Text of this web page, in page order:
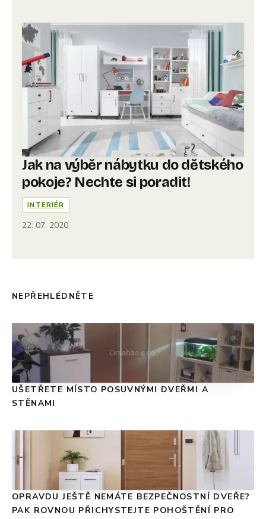
Jak na výběr nábytku do dětského
pokoje? Nechte si poradit!
INTERIÉR
22. 07. 2020
NEPŘEHLÉDNĚTE
UŠETŘETE MÍSTO POSUVNÝMI DVEŘMI A
STĚNAMI
OPRAVDU JEŠTĚ NEMÁTE BEZPEČNOSTNÍ DVEŘE?
PAK ROVNOU PŘICHYSTEJTE POHOŠTĚNÍ PRO